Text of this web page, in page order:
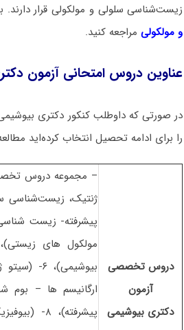
زیست‌شناسی سلولی و مولکولی قرار
و مولکولیمراجعه کنید.
عناوین دروس امتحانی آزمون
در صورتی که داوطلب کنکور دکتری
را برای ادامه تحصیل انتخاب کرده‌اید
دروس تخصصی
آزمون
دکتری بیوشیمی
ارگانیسم ها – بوم